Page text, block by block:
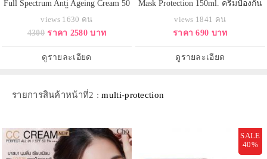
Full Spectrum Anti Ageing Cream 50
สำหรับทุกสภาพผิว อายุ25 ปีขึ้นไป
เพื่อผิวกระจ่างใส ตึงกระชับ อ่อน
ซึมซาบไว ไม่เหนียวเหนอะหนะ ฟื้น
views 1630 คน
4300 ราคา 2580 บาท
ดูรายละเอียด
Mask Protection 150ml. ครีมป้องกัน
บำรุงผิวให้นุ่มชุ่มชื่น ลดอาการตึง
และแห้งคันของผิวหนัง ป้องกันริ้ว
สามารถใช้ได้ สารสกัดอ่อนโยนจาก
ธรรมชาติ เห็นผลตั้งแ
views 1841 คน
ราคา 690 บาท
ดูรายละเอียด
รายการสินค้าหน้าที่2 :multi-protection
SALE
40%